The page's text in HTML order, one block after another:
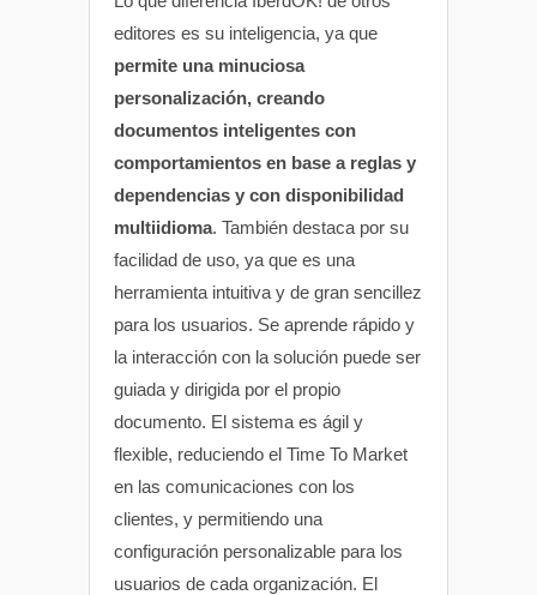
editores es su inteligencia, ya que
permite una minuciosa
personalización, creando
documentos inteligentes con
comportamientos en base a reglas y
dependencias y con disponibilidad
multiidioma. También destaca por su
facilidad de uso, ya que es una
herramienta intuitiva y de gran sencillez
para los usuarios. Se aprende rápido y
la interacción con la solución puede ser
guiada y dirigida por el propio
documento. El sistema es ágil y
flexible, reduciendo el Time To Market
en las comunicaciones con los
clientes, y permitiendo una
configuración personalizable para los
usuarios de cada organización. El